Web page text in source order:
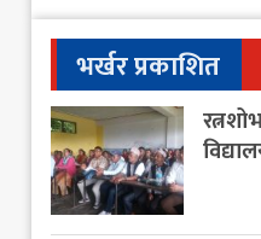
भर्खर प्रकाशित